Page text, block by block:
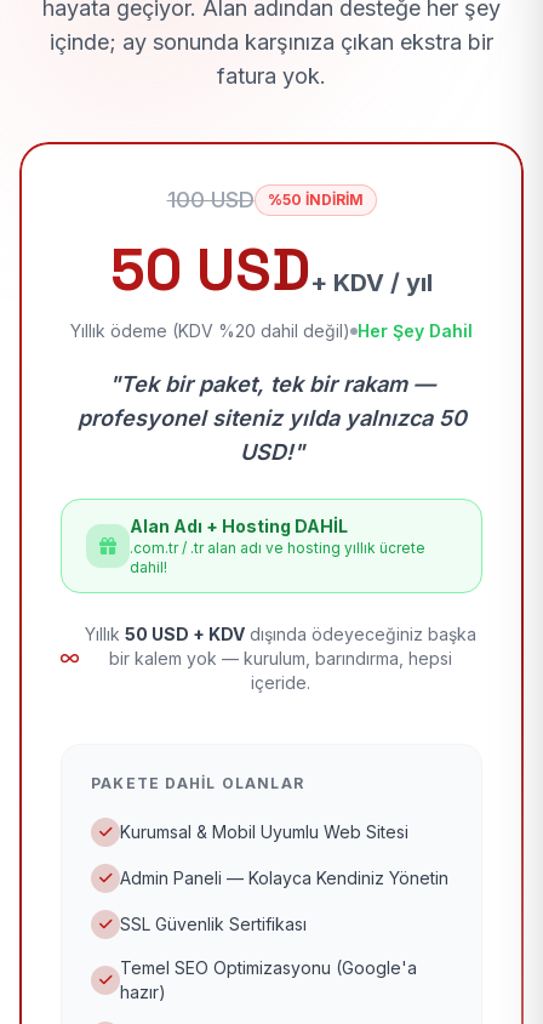
hayata geçiyor. Alan adından desteğe her şey
içinde; ay sonunda karşınıza çıkan ekstra bir
fatura yok.
100 USD %50 İNDİRİM
50 USD+ KDV / yıl
Yıllık ödeme (KDV %20 dahil değil) Her Şey Dahil
"Tek bir paket, tek bir rakam —
profesyonel siteniz yılda yalnızca 50
USD!"
Alan Adı + Hosting DAHİL
.com.tr / .tr alan adı ve hosting yıllık ücrete
dahil!
Yıllık 50 USD + KDV dışında ödeyeceğiniz başka
bir kalem yok — kurulum, barındırma, hepsi
içeride.
PAKETE DAHIL OLANLAR
Kurumsal & Mobil Uyumlu Web Sitesi
Admin Paneli — Kolayca Kendiniz Yönetin
SSL Güvenlik Sertifikası
Temel SEO Optimizasyonu (Google'a
hazır)